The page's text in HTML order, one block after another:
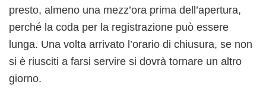
presto, almeno una mezz’ora prima dell’apertura,
perché la coda per la registrazione può essere
lunga. Una volta arrivato l’orario di chiusura, se non
si è riusciti a farsi servire si dovrà tornare un altro
giorno.